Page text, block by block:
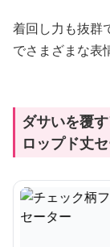
着回し力も抜群
でさまざまな表
ダサいを覆
ロップド丈